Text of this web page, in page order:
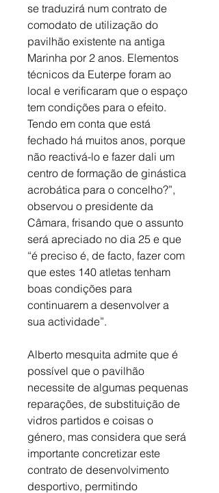
se traduzirá num contrato de
comodato de utilização do
pavilhão existente na antiga
Marinha por 2 anos. Elementos
técnicos da Euterpe foram ao
local e verificaram que o espaço
tem condições para o efeito.
Tendo em conta que está
fechado há muitos anos, porque
não reactivá-lo e fazer dali um
centro de formação de ginástica
acrobática para o concelho?”,
observou o presidente da
Câmara, frisando que o assunto
será apreciado no dia 25 e que
“é preciso é, de facto, fazer com
que estes 140 atletas tenham
boas condições para
continuarem a desenvolver a
sua actividade”.
Alberto mesquita admite que é
possível que o pavilhão
necessite de algumas pequenas
reparações, de substituição de
vidros partidos e coisas o
género, mas considera que será
importante concretizar este
contrato de desenvolvimento
desportivo, permitindo